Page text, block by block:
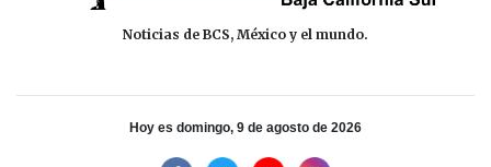
Noticias de BCS, México y el mundo.
Hoy es domingo, 9 de agosto de 2026